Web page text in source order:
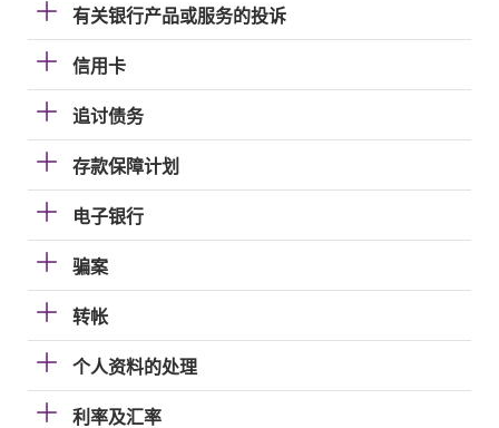
有关银行产品或服务的投诉
信用卡
追讨债务
存款保障计划
电子银行
骗案
转帐
个人资料的处理
利率及汇率